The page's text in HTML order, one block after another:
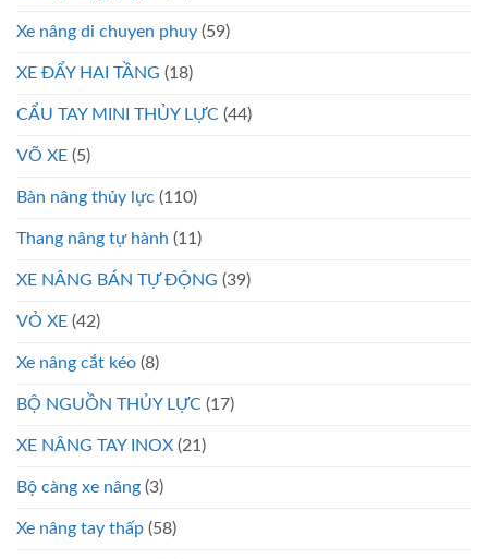
Xe nâng di chuyen phuy (59)
XE ĐẨY HAI TẦNG (18)
CẨU TAY MINI THỦY LỰC (44)
VÕ XE (5)
Bàn nâng thủy lực (110)
Thang nâng tự hành (11)
XE NÂNG BÁN TỰ ĐỘNG (39)
VỎ XE (42)
Xe nâng cắt kéo (8)
BỘ NGUỒN THỦY LỰC (17)
XE NÂNG TAY INOX (21)
Bộ càng xe nâng (3)
Xe nâng tay thấp (58)